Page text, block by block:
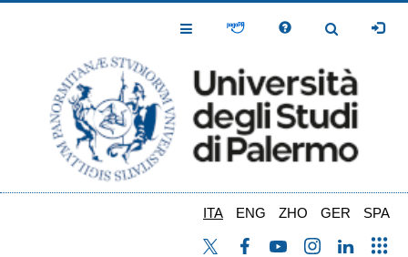
Toggle
Toggle
ITA ENG ZHO GER SPA